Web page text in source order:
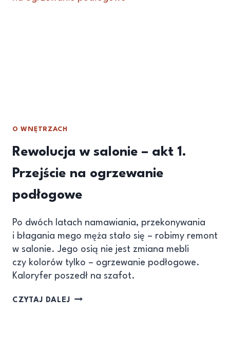
O WNĘTRZACH
Rewolucja w salonie – akt 1.
Przejście na ogrzewanie
podłogowe
Po dwóch latach namawiania, przekonywania
i błagania mego męża stało się – robimy remont
w salonie. Jego osią nie jest zmiana mebli
czy kolorów tylko – ogrzewanie podłogowe.
Kaloryfer poszedł na szafot.
CZYTAJ DALEJ